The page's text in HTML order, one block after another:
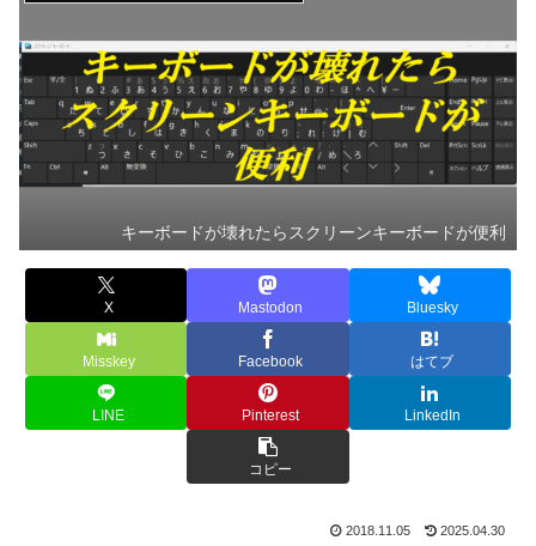
キーボードが壊れたらスクリーンキーボードが便利
X Mastodon Bluesky
Misskey Facebook はてブ
LINE Pinterest LinkedIn
コピー
2018.11.05 2025.04.30